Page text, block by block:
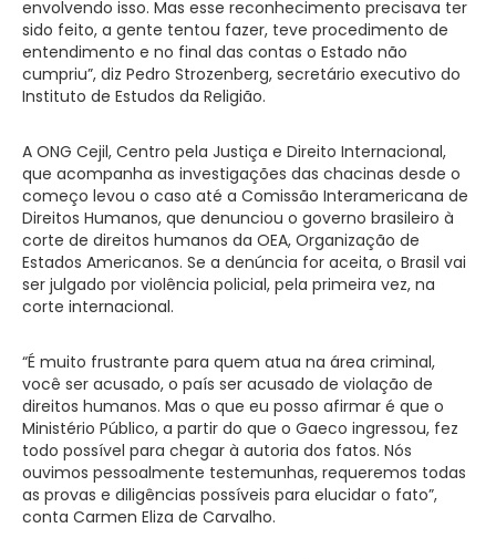
envolvendo isso. Mas esse reconhecimento precisava ter
sido feito, a gente tentou fazer, teve procedimento de
entendimento e no final das contas o Estado não
cumpriu”, diz Pedro Strozenberg, secretário executivo do
Instituto de Estudos da Religião.
A ONG Cejil, Centro pela Justiça e Direito Internacional,
que acompanha as investigações das chacinas desde o
começo levou o caso até a Comissão Interamericana de
Direitos Humanos, que denunciou o governo brasileiro à
corte de direitos humanos da OEA, Organização de
Estados Americanos. Se a denúncia for aceita, o Brasil vai
ser julgado por violência policial, pela primeira vez, na
corte internacional.
“É muito frustrante para quem atua na área criminal,
você ser acusado, o país ser acusado de violação de
direitos humanos. Mas o que eu posso afirmar é que o
Ministério Público, a partir do que o Gaeco ingressou, fez
todo possível para chegar à autoria dos fatos. Nós
ouvimos pessoalmente testemunhas, requeremos todas
as provas e diligências possíveis para elucidar o fato”,
conta Carmen Eliza de Carvalho.